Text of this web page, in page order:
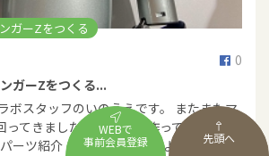
ガーZをつくる
0
ガーZをつくる...
ボスタッフのいのうえです。 またまたマ
てきました！ さっそく作っていきまし
ーツ紹介！なんだか配線のようなもの…
WEBで
事前会員登録
先頭へ